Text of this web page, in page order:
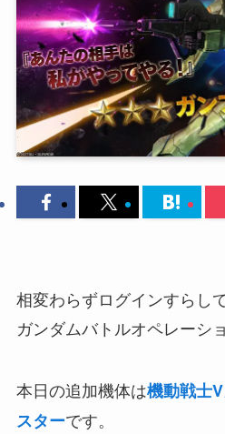
相変わらずログインすらし
ガンダムバトルオペレーショ
本日の追加機体は機動戦士
スターです。